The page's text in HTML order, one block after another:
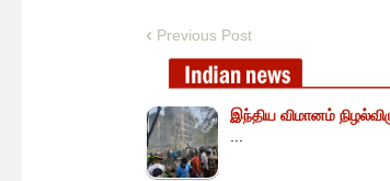
Previous Post
இந்திய விமானம்